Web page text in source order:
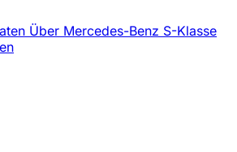
Über Mercedes-Benz S-Klasse